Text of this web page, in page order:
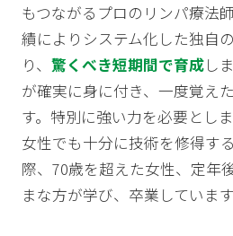
もつながるプロのリンパ療法師
績によりシステム化した独自
り、 驚くべき短期間で育成し
が確実に身に付き、一度覚え
す。特別に強い力を必要とし
女性でも十分に技術を修得す
際、70歳を超えた女性、定年
まな方が学び、卒業しています